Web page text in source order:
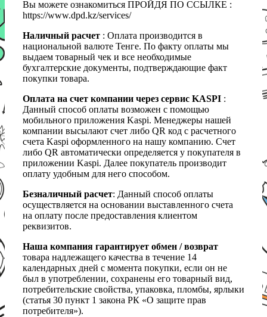
Вы можете ознакомиться ПРОЙДЯ ПО ССЫЛКЕ :
https://www.dpd.kz/services/
Наличный расчет : Оплата производится в
национальной валюте Тенге. По факту оплаты мы
выдаем товарный чек и все необходимые
бухгалтерские документы, подтверждающие факт
покупки товара.
Оплата на счет компании через сервис KASPI :
Данный способ оплаты возможен с помощью
мобильного приложения Kaspi. Менеджеры нашей
компании высылают счет либо QR код с расчетного
счета Kaspi оформленного на нашу компанию. Счет
либо QR автоматически определяется у покупателя в
приложении Kaspi. Далее покупатель производит
оплату удобным для него способом.
Безналичный расчет: Данный способ оплаты
осуществляется на основании выставленного счета
на оплату после предоставления клиентом
реквизитов.
Наша компания гарантирует обмен / возврат
товара надлежащего качества в течение 14
календарных дней с момента покупки, если он не
был в употреблении, сохранены его товарный вид,
потребительские свойства, упаковка, пломбы, ярлыки
(статья 30 пункт 1 закона РК «О защите прав
потребителя»).